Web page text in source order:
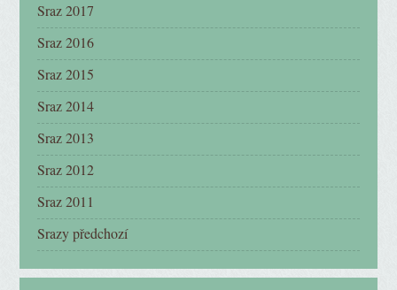
Sraz 2017
Sraz 2016
Sraz 2015
Sraz 2014
Sraz 2013
Sraz 2012
Sraz 2011
Srazy předchozí